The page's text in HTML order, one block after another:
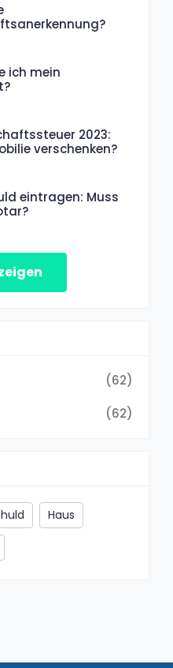
ich mein
2023:
verschenken?
eintragen: Muss
(62)
(62)
Haus